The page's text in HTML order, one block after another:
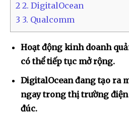
2 2. DigitalOcean
3 3. Qualcomm
Hoạt động kinh doanh
có thể tiếp tục mở rộng.
DigitalOcean đang tạo ra
ngay trong thị trường
đúc.